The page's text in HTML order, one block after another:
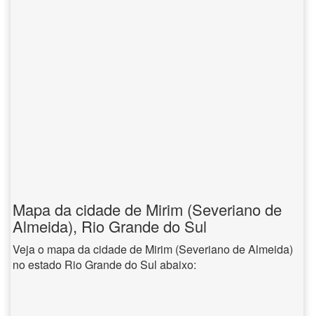
Mapa da cidade de Mirim (Severiano de
Almeida), Rio Grande do Sul
Veja o mapa da cidade de Mirim (Severiano de Almeida)
no estado Rio Grande do Sul abaixo: